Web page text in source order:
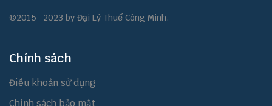
©2015- 2023 by Đại Lý Thuế Công Minh.
Chính sách
Điều khoản sử dụng
Chính sách bảo mật